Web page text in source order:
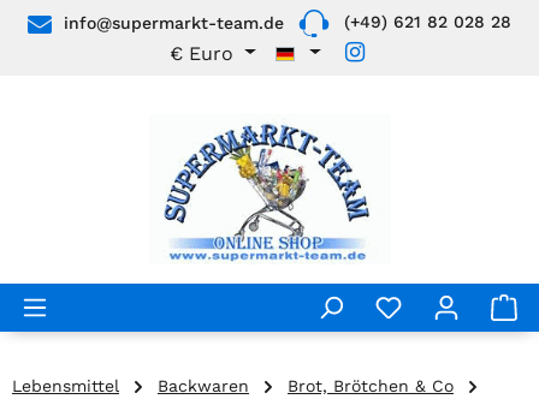
Zum Hauptinhalt springen
info@supermarkt-team.de (+49) 621 82 028 28
€ Euro
Lebensmittel Backwaren
Brot, Brötchen & Co